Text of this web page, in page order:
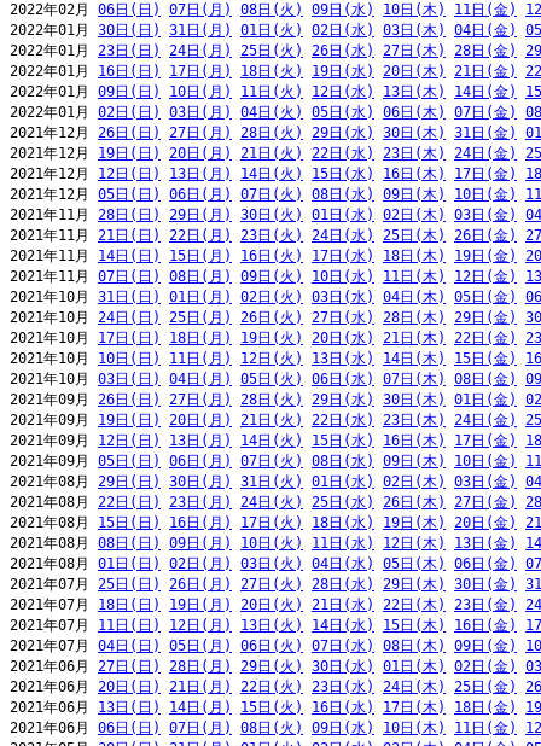
2022年02月 06日(日) 07日(月) 08日(火) 09日(水) 10日(木) 11日(金)
2022年01月 30日(日) 31日(月) 01日(火) 02日(水) 03日(木) 04日(金)
2022年01月 23日(日) 24日(月) 25日(火) 26日(水) 27日(木) 28日(金)
2022年01月 16日(日) 17日(月) 18日(火) 19日(水) 20日(木) 21日(金)
2022年01月 09日(日) 10日(月) 11日(火) 12日(水) 13日(木) 14日(金)
2022年01月 02日(日) 03日(月) 04日(火) 05日(水) 06日(木) 07日(金)
2021年12月 26日(日) 27日(月) 28日(火) 29日(水) 30日(木) 31日(金)
2021年12月 19日(日) 20日(月) 21日(火) 22日(水) 23日(木) 24日(金)
2021年12月 12日(日) 13日(月) 14日(火) 15日(水) 16日(木) 17日(金)
2021年12月 05日(日) 06日(月) 07日(火) 08日(水) 09日(木) 10日(金)
2021年11月 28日(日) 29日(月) 30日(火) 01日(水) 02日(木) 03日(金)
2021年11月 21日(日) 22日(月) 23日(火) 24日(水) 25日(木) 26日(金)
2021年11月 14日(日) 15日(月) 16日(火) 17日(水) 18日(木) 19日(金)
2021年11月 07日(日) 08日(月) 09日(火) 10日(水) 11日(木) 12日(金)
2021年10月 31日(日) 01日(月) 02日(火) 03日(水) 04日(木) 05日(金)
2021年10月 24日(日) 25日(月) 26日(火) 27日(水) 28日(木) 29日(金)
2021年10月 17日(日) 18日(月) 19日(火) 20日(水) 21日(木) 22日(金)
2021年10月 10日(日) 11日(月) 12日(火) 13日(水) 14日(木) 15日(金)
2021年10月 03日(日) 04日(月) 05日(火) 06日(水) 07日(木) 08日(金)
2021年09月 26日(日) 27日(月) 28日(火) 29日(水) 30日(木) 01日(金)
2021年09月 19日(日) 20日(月) 21日(火) 22日(水) 23日(木) 24日(金)
2021年09月 12日(日) 13日(月) 14日(火) 15日(水) 16日(木) 17日(金)
2021年09月 05日(日) 06日(月) 07日(火) 08日(水) 09日(木) 10日(金)
2021年08月 29日(日) 30日(月) 31日(火) 01日(水) 02日(木) 03日(金)
2021年08月 22日(日) 23日(月) 24日(火) 25日(水) 26日(木) 27日(金)
2021年08月 15日(日) 16日(月) 17日(火) 18日(水) 19日(木) 20日(金)
2021年08月 08日(日) 09日(月) 10日(火) 11日(水) 12日(木) 13日(金)
2021年08月 01日(日) 02日(月) 03日(火) 04日(水) 05日(木) 06日(金)
2021年07月 25日(日) 26日(月) 27日(火) 28日(水) 29日(木) 30日(金)
2021年07月 18日(日) 19日(月) 20日(火) 21日(水) 22日(木) 23日(金)
2021年07月 11日(日) 12日(月) 13日(火) 14日(水) 15日(木) 16日(金)
2021年07月 04日(日) 05日(月) 06日(火) 07日(水) 08日(木) 09日(金)
2021年06月 27日(日) 28日(月) 29日(火) 30日(水) 01日(木) 02日(金)
2021年06月 20日(日) 21日(月) 22日(火) 23日(水) 24日(木) 25日(金)
2021年06月 13日(日) 14日(月) 15日(火) 16日(水) 17日(木) 18日(金)
2021年06月 06日(日) 07日(月) 08日(火) 09日(水) 10日(木) 11日(金)